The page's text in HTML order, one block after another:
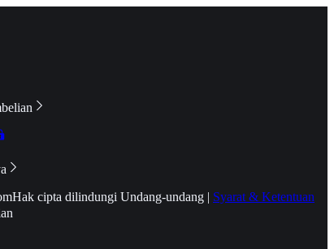
Hak cipta dilindungi Undang-undang | Syarat & Ketentuan